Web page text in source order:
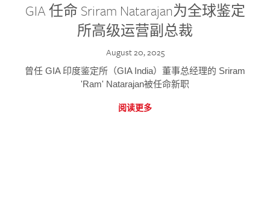
GIA 任命 Sriram Natarajan为全球鉴定
所高级运营副总裁
August 20, 2025
曾任 GIA 印度鉴定所（GIA India）董事总经理的 Sriram
'Ram' Natarajan被任命新职
阅读更多